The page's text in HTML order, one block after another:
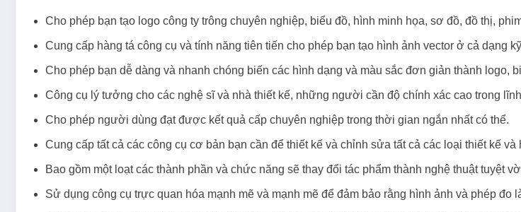
Cho phép bạn tạo logo công ty trông chuyên nghiệp, biểu đồ, hình minh họa, sơ đồ, đồ thị,
Cung cấp hàng tá công cụ và tính năng tiên tiến cho phép bạn tạo hình ảnh vector ở cả dạng
Cho phép bạn dễ dàng và nhanh chóng biến các hình dạng và màu sắc đơn giản thành logo,
Công cụ lý tưởng cho các nghệ sĩ và nhà thiết kế, những người cần độ chính xác cao trong
Cho phép người dùng đạt được kết quả cấp chuyên nghiệp trong thời gian ngắn nhất có thể.
Cung cấp tất cả các công cụ cơ bản bạn cần để thiết kế và chỉnh sửa tất cả các loại thiết kế
Bao gồm một loạt các thành phần và chức năng sẽ thay đổi tác phẩm thành nghệ thuật tuyệt
Sử dụng công cụ trực quan hóa mạnh mẽ và mạnh mẽ để đảm bảo rằng hình ảnh và phép đo